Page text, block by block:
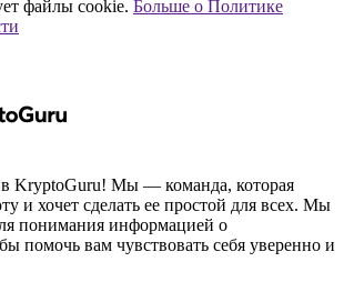
файлы cookie. Больше о Политике
в KryptoGuru! Мы — команда, которая
и хочет сделать ее простой для всех. Мы
понимания информацией о
помочь вам чувствовать себя уверенно и